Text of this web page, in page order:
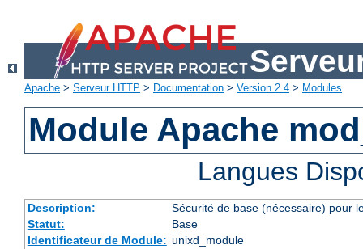
Apache > Serveur HTTP > Documentation > Version 2.4 > Modules
Module Apache
Langues
Description:
Sécurité de base (nécessaire) pour
Statut:
Base
Identificateur de Module: unixd_module